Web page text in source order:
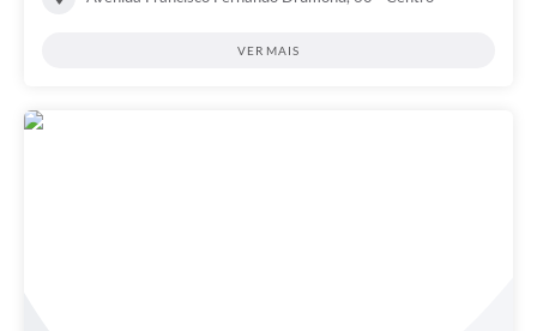
VER MAIS